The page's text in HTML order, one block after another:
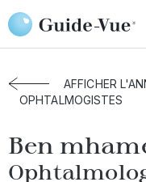
Aller au contenu
Accueil Annuaire des
Ben Mhamed Maycene
AFFICHER
OPHTALMOGISTES
Ben